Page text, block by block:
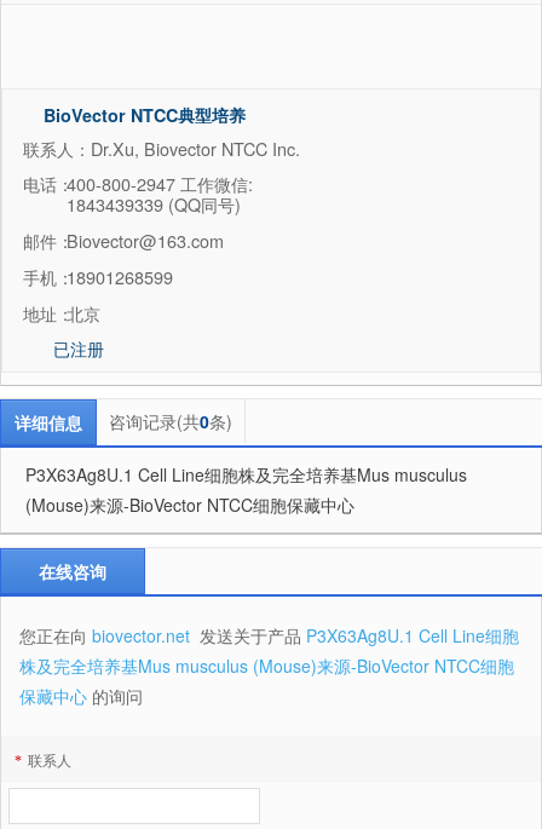
BioVector NTCC典型培养
联系人：Dr.Xu, Biovector NTCC Inc.
电话：400-800-2947 工作微信:
1843439339 (QQ同号)
邮件：Biovector@163.com
手机：18901268599
地址：北京
已注册
详细信息 咨询记录(共0条)
P3X63Ag8U.1 Cell Line细胞株及完全培养基Mus musculus
(Mouse)来源-BioVector NTCC细胞保藏中心
在线咨询
您正在向 biovector.net 发送关于产品 P3X63Ag8U.1 Cell Line细胞
株及完全培养基Mus musculus (Mouse)来源-BioVector NTCC细胞
保藏中心 的询问
* 联系人